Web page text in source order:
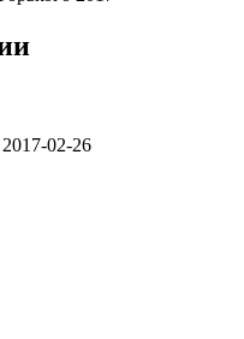
2017-02-26